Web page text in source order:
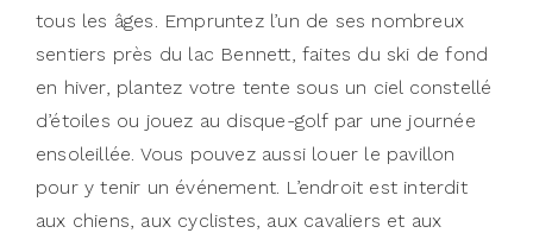
tous les âges. Empruntez l’un de ses nombreux
sentiers près du lac Bennett, faites du ski de fond
en hiver, plantez votre tente sous un ciel constellé
d’étoiles ou jouez au disque-golf par une journée
ensoleillée. Vous pouvez aussi louer le pavillon
pour y tenir un événement. L’endroit est interdit
aux chiens, aux cyclistes, aux cavaliers et aux